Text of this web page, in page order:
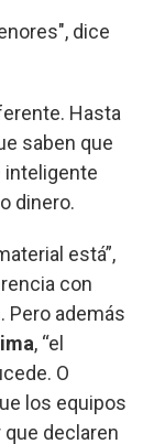
dice
Hasta
saben que
dinero.
está”,
con
Pero además
, “el
O
los equipos
declaren